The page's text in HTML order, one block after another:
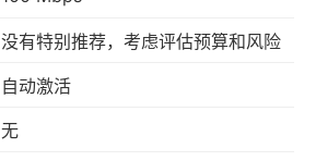
没有特别推荐，考虑评估预算和风险
自动激活
无